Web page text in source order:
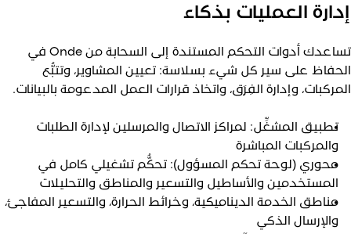
العمليات بذكاء
تساعدك أدوات التحكم المستندة إلى السحابة من Onde في
على سير كل شيء بسلاسة: تعيين المشاوير، وتتبُّع
وإدارة الفِرَق، واتخاذ قرارات العمل المدعومة بالبيانات.
تطبيق المشغِّل: لمراكز الاتصال والمرسلين لإدارة الطلبات
والمركبات المباشرة
محوري (لوحة تحكم المسؤول): تحكُّم تشغيلي كامل في
المستخدمين والأساطيل والتسعير والمناطق والتحليلات
مناطق الخدمة الديناميكية، وخرائط الحرارة، والتسعير المفاجئ،
والإرسال الذكي